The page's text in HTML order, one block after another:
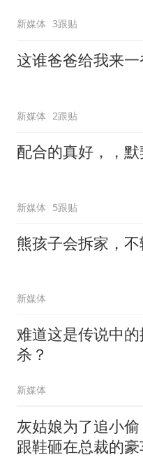
新媒体 3跟贴
这谁爸爸给我来一
新媒体 2跟贴
配合的真好，，默
新媒体 5跟贴
熊孩子会拆家，
新媒体
难道这是传说中
杀？
新媒体
灰姑娘为了追小
跟鞋砸在总裁的豪